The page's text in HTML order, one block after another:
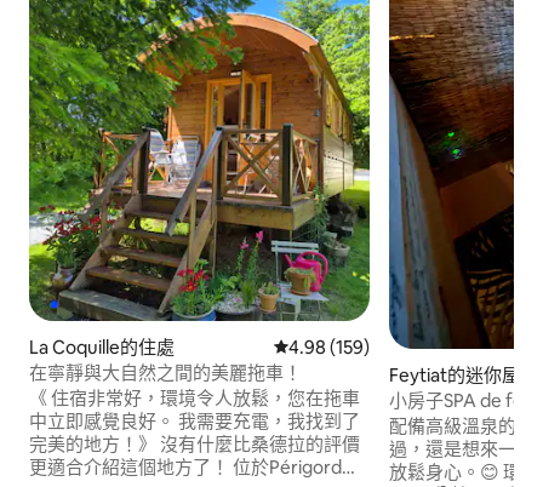
La Coquille的住處 從 159 則評價中獲得 4.98 的平均
4.98 (159)
在寧靜與大自然之間的美麗拖車！
《 住宿非常好，環境令人放鬆，您在拖車
中立即感覺良好。 我需要充電，我找到了
完美的地方！》 沒有什麼比桑德拉的評價
更適合介紹這個地方了！ 位於Périgord
Feytiat的迷你屋
小房子SPA de
配備高級溫泉的優
過，還是想來一場
放鬆身心。😊 環